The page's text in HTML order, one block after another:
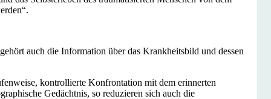
auch die Information über das Krankheitsbild und dessen
kontrollierte Konfrontation mit dem erinnerten
Gedächtnis, so reduzieren sich auch die